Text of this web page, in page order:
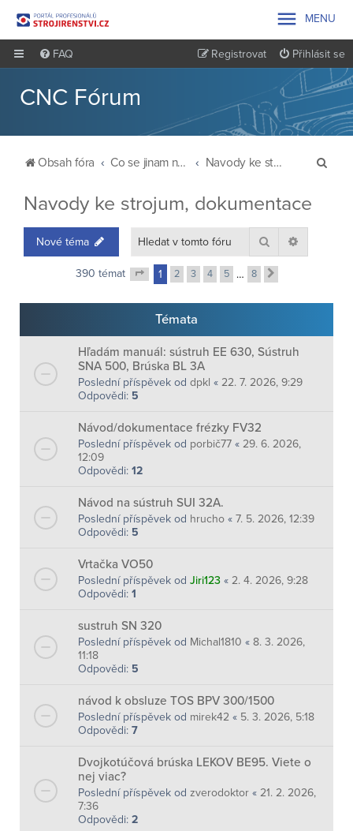
 MENU
FAQ Přihlásit se
Registrovat
CNC Fórum
Obsah fóra Co se jinam nevešlo Navody ke strojum, dokumentace
Navody ke strojum, dokumentace
Nové téma Hledat
390 témat Stránka z8
1 2 3 4 5 … 8
Témata
Hľadám manuál: sústruh EE 630, Sústruh
SNA 500, Brúska BL 3A
Poslední příspěvek od dpkl « 22. 7. 2026, 9:29
Odpovědi: 5
Návod/dokumentace frézky FV32
Poslední příspěvek od porbič77 « 29. 6. 2026,
12:09
Odpovědi: 12
Návod na sústruh SUI 32A.
Poslední příspěvek od hrucho « 7. 5. 2026, 12:39
Odpovědi: 5
Vrtačka VO50
Poslední příspěvek od Jiri123 « 2. 4. 2026, 9:28
Odpovědi: 1
sustruh SN 320
Poslední příspěvek od Michal1810 « 8. 3. 2026,
11:18
Odpovědi: 5
návod k obsluze TOS BPV 300/1500
Poslední příspěvek od mirek42 « 5. 3. 2026, 5:18
Odpovědi: 7
Dvojkotúčová brúska LEKOV BE95. Viete o
nej viac?
Poslední příspěvek od zverodoktor « 21. 2. 2026,
7:36
Odpovědi: 2